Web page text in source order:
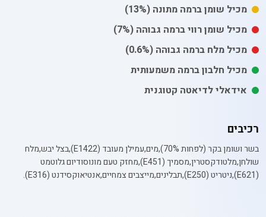
מכיל שומןברמה מתונה (13%)
מכיל שומן רוויברמה גבוהה (7%)
מכיל מלח ברמה גבוהה (0.6%)
מכיל חלבון ברמה משמעותית
אידאלי לדיאטה קטוגנית
רכיבים
בשר ושומן בקר (לפחות 70%),מים,עמילן מעובד (E1422),בצל יבש,מלח
שולחן,מלטודקסטרין,מסמיך (E451),מחזק טעם מונוסודיום גלוטמט
(E621),ניטריט (E250),תבלינים,מייצבים צמחיים,אנטיאוקסידנט (E316).